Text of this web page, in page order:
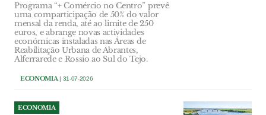
Programa “+ Comércio no Centro” prevê
uma comparticipação de 50% do valor
mensal da renda, até ao limite de 250
euros, e abrange novas actividades
económicas instaladas nas Áreas de
Reabilitação Urbana de Abrantes,
Alferrarede e Rossio ao Sul do Tejo.
ECONOMIA| 31-07-2026
ECONOMIA